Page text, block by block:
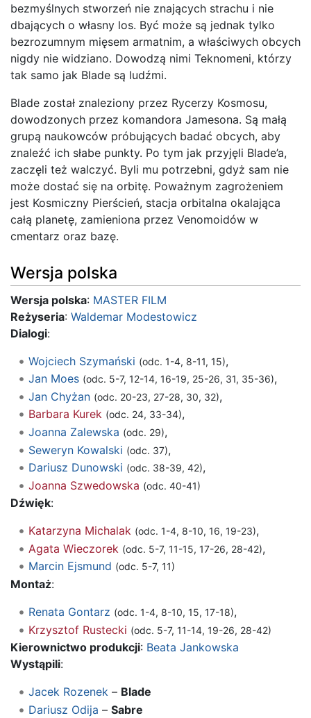
bezmyślnych stworzeń nie znających strachu i nie
dbających o własny los. Być może są jednak tylko
bezrozumnym mięsem armatnim, a właściwych obcych
nigdy nie widziano. Dowodzą nimi Teknomeni, którzy
tak samo jak Blade są ludźmi.
Blade został znaleziony przez Rycerzy Kosmosu,
dowodzonych przez komandora Jamesona. Są małą
grupą naukowców próbujących badać obcych, aby
znaleźć ich słabe punkty. Po tym jak przyjęli Blade’a,
zaczęli też walczyć. Byli mu potrzebni, gdyż sam nie
może dostać się na orbitę. Poważnym zagrożeniem
jest Kosmiczny Pierścień, stacja orbitalna okalająca
całą planetę, zamieniona przez Venomoidów w
cmentarz oraz bazę.
Wersja polska
Wersja polska: MASTER FILM
Reżyseria: Waldemar Modestowicz
Dialogi:
Wojciech Szymański (odc. 1-4, 8-11, 15),
Jan Moes (odc. 5-7, 12-14, 16-19, 25-26, 31, 35-36),
Jan Chyżan (odc. 20-23, 27-28, 30, 32),
Barbara Kurek (odc. 24, 33-34),
Joanna Zalewska (odc. 29),
Seweryn Kowalski (odc. 37),
Dariusz Dunowski (odc. 38-39, 42),
Joanna Szwedowska (odc. 40-41)
Dźwięk:
Katarzyna Michalak (odc. 1-4, 8-10, 16, 19-23),
Agata Wieczorek (odc. 5-7, 11-15, 17-26, 28-42),
Marcin Ejsmund (odc. 5-7, 11)
Montaż:
Renata Gontarz (odc. 1-4, 8-10, 15, 17-18),
Krzysztof Rustecki (odc. 5-7, 11-14, 19-26, 28-42)
Kierownictwo produkcji: Beata Jankowska
Wystąpili:
Jacek Rozenek– Blade
Dariusz Odija – Sabre